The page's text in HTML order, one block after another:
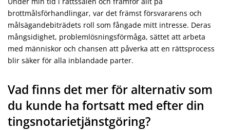
brottmålsförhandlingar, var det främst försvararens och
målsägandebiträdets roll som fångade mitt intresse. Deras
mångsidighet, problemlösningsförmåga, sättet att arbeta
med människor och chansen att påverka att en rättsprocess
blir säker för alla inblandade parter.
Vad finns det mer för alternativ som
du kunde ha fortsatt med efter din
tingsnotarietjänstgöring?